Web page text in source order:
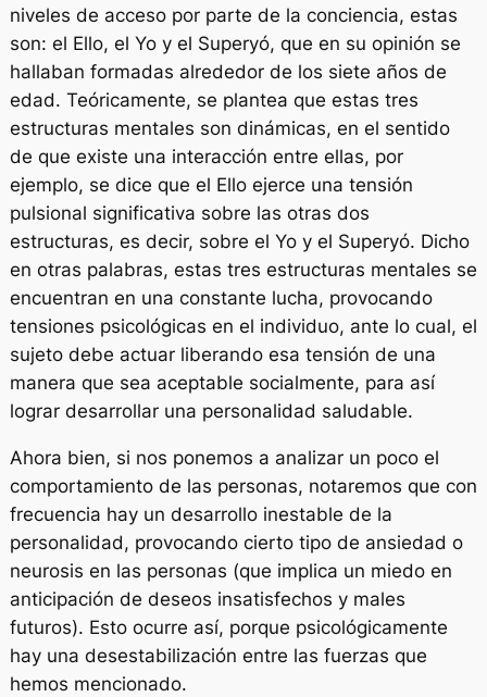
niveles de acceso por parte de la conciencia, estas
son: el Ello, el Yo y el Superyó, que en su opinión se
hallaban formadas alrededor de los siete años de
edad. Teóricamente, se plantea que estas tres
estructuras mentales son dinámicas, en el sentido
de que existe una interacción entre ellas, por
ejemplo, se dice que el Ello ejerce una tensión
pulsional significativa sobre las otras dos
estructuras, es decir, sobre el Yo y el Superyó. Dicho
en otras palabras, estas tres estructuras mentales se
encuentran en una constante lucha, provocando
tensiones psicológicas en el individuo, ante lo cual, el
sujeto debe actuar liberando esa tensión de una
manera que sea aceptable socialmente, para así
lograr desarrollar una personalidad saludable.
Ahora bien, si nos ponemos a analizar un poco el
comportamiento de las personas, notaremos que con
frecuencia hay un desarrollo inestable de la
personalidad, provocando cierto tipo de ansiedad o
neurosis en las personas (que implica un miedo en
anticipación de deseos insatisfechos y males
futuros). Esto ocurre así, porque psicológicamente
hay una desestabilización entre las fuerzas que
hemos mencionado.